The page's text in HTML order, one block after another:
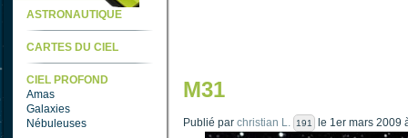
ASTRONAUTIQUE
CARTES DU CIEL
CIEL PROFOND
Amas
Galaxies
Nébuleuses
M31
Publié par christian L. 191 le 1er mars 2009